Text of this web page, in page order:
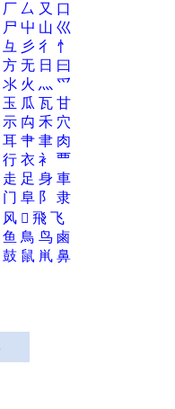
厂 厶 又 口
尸 屮 山 巛
彑 彡 彳
忄
方 无 日 曰
氺 火 灬 爫
玉 瓜 瓦 甘
示 禸 禾 穴
耳 肀 聿 肉
行 衣 衤
覀
走 足 身 車
门 阜 阝
隶
风 𲋄 飛 飞
鱼 鳥 鸟 鹵
鼓 鼠 鼡 鼻